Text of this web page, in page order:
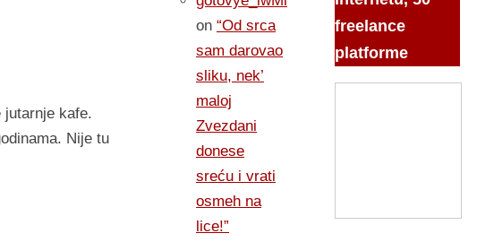
kafe.
Nije tu
on “Od srca
sam darovao
sliku, nek’
maloj
Zvezdani
donese
sreću i vrati
osmeh na
lice!”
freelance
platforme